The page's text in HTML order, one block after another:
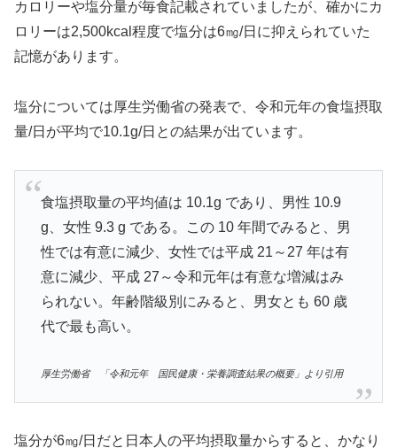
カロリーや塩分量が毎食記載されていましたが、確かにカ
ロリーは2,500kcal程度で塩分は6㎎/日に抑えられていた
記憶があります。
塩分については厚生労働省の発表で、令和元年の食塩摂取
量/日が平均で10.1g/日との結果が出ています。
食塩摂取量の平均値は 10.1g であり、男性 10.9
g、女性 9.3 g である。この 10 年間でみると、男
性では有意に減少、女性では平成 21～27 年は有
意に減少、平成 27～令和元年は有意な増減はみ
られない。年齢階級別にみると、男女とも 60 歳
代で最も高い。
厚生労働省 「令和元年 国民健康・栄養調査結果の概要」より引用
塩分が6㎎/日だと日本人の平均摂取量からすると、かなり